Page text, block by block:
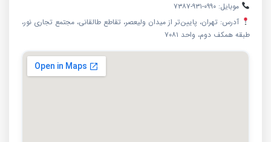
موبایل: ۰۹۹۰-۹۳۱-۷۳۸۷
آدرس: تهران، پایین‌تر از میدان ولیعصر، تقاطع طالقانی، مجتمع تجاری نور،
طبقه همکف دوم، واحد ۷۰۸۱